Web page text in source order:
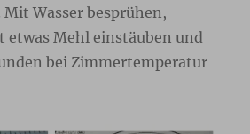
Mit Wasser besprühen,
etwas Mehl einstäuben und
bei Zimmertemperatur